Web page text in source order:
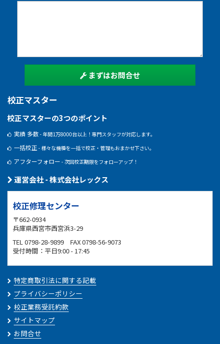
まずはお問合せ
校正マスター
校正マスターの3つのポイント
実績 多数- 年間1万8000台以上！専門スタッフが対応します。
一括校正 - 様々な機種を一括で校正・管理もおまかせ下さい。
アフターフォロー - 次回校正期限をフォローアップ！
運営会社 - 株式会社レックス
校正修理センター
〒662-0934
兵庫県西宮市西宮浜3-29
TEL 0798-28-9899 FAX 0798-56-9073
受付時間：平日9:00 - 17:45
特定商取引法に関する記載
プライバシーポリシー
校正業務受託約款
サイトマップ
お問合せ